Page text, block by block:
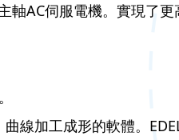
軸AC伺服電機。實現了更
線加工成形的軟體。